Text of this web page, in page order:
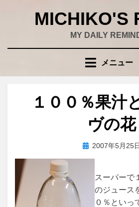
MICHIKO'S
MY DAILY
メニュー
１００％果汁
ヴの花
投稿者wad
投 2007年5月25
スーパーで
のジュース
０％といっ